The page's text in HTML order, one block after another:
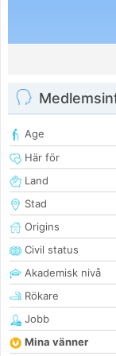
Age
Här för
Land
Stad
Origins
Civil status
Akademisk nivå
Rökare
Jobb
Mina vänner